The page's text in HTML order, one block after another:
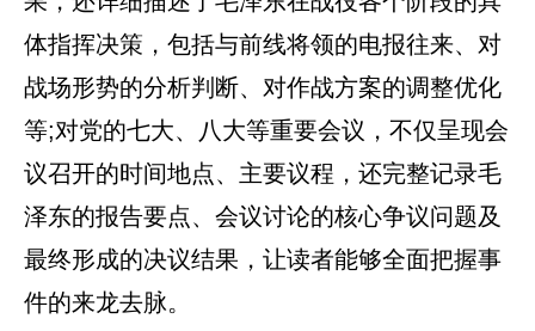
体指挥决策，包括与前线将领的电报往来、对
战场形势的分析判断、对作战方案的调整优化
等;对党的七大、八大等重要会议，不仅呈现会
议召开的时间地点、主要议程，还完整记录毛
泽东的报告要点、会议讨论的核心争议问题及
最终形成的决议结果，让读者能够全面把握事
件的来龙去脉。